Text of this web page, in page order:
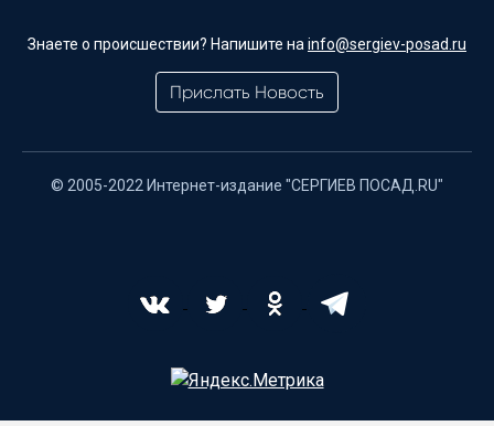
Знаете о происшествии? Напишите на info@sergiev-posad.ru
Прислать Новость
© 2005-2022 Интернет-издание "СЕРГИЕВ ПОСАД.RU"